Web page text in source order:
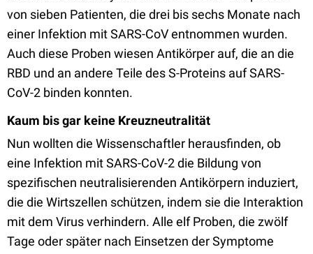
von sieben Patienten, die drei bis sechs Monate nach
einer Infektion mit SARS-CoV entnommen wurden.
Auch diese Proben wiesen Antikörper auf, die an die
RBD und an andere Teile des S-Proteins auf SARS-
CoV-2 binden konnten.
Kaum bis gar keine Kreuzneutralität
Nun wollten die Wissenschaftler herausfinden, ob
eine Infektion mit SARS-CoV-2 die Bildung von
spezifischen neutralisierenden Antikörpern induziert,
die die Wirtszellen schützen, indem sie die Interaktion
mit dem Virus verhindern. Alle elf Proben, die zwölf
Tage oder später nach Einsetzen der Symptome